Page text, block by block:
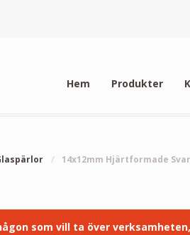
Hem Produkter
/ 14x12mm Hjärtformade
som vill ta över